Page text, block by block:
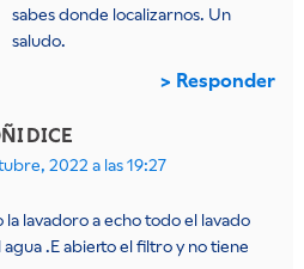
sabes donde localizarnos. Un
saludo.
Responder
DICE
2022 a las 19:27
la lavadoro a echo todo el lavado
.E abierto el filtro y no tiene